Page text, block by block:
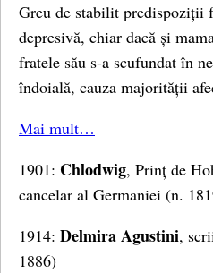
Greu de stabilit predispoziții
depresivă, chiar dacă și
fratele său s-a scufundat în
îndoială, cauza majorității
Mai mult…
1901: Chlodwig, Prinț de
cancelar al Germaniei (n.
1914: Delmira Agustini,
1886)